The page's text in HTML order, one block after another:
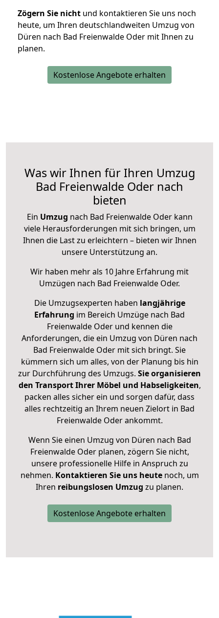
Zögern Sie nicht und kontaktieren Sie uns noch
heute, um Ihren deutschlandweiten Umzug von
Düren nach Bad Freienwalde Oder mit Ihnen zu
planen.
Kostenlose Angebote erhalten
Was wir Ihnen für Ihren Umzug
Bad Freienwalde Oder nach
bieten
Ein Umzug nach Bad Freienwalde Oder kann
viele Herausforderungen mit sich bringen, um
Ihnen die Last zu erleichtern – bieten wir Ihnen
unsere Unterstützung an.
Wir haben mehr als 10 Jahre Erfahrung mit
Umzügen nach Bad Freienwalde Oder.
Die Umzugsexperten haben langjährige
Erfahrung im Bereich Umzüge nach Bad
Freienwalde Oder und kennen die
Anforderungen, die ein Umzug von Düren nach
Bad Freienwalde Oder mit sich bringt. Sie
kümmern sich um alles, von der Planung bis hin
zur Durchführung des Umzugs. Sie organisieren
den Transport Ihrer Möbel und Habseligkeiten,
packen alles sicher ein und sorgen dafür, dass
alles rechtzeitig an Ihrem neuen Zielort in Bad
Freienwalde Oder ankommt.
Wenn Sie einen Umzug von Düren nach Bad
Freienwalde Oder planen, zögern Sie nicht,
unsere professionelle Hilfe in Anspruch zu
nehmen. Kontaktieren Sie uns heutenoch, um
Ihren reibungslosen Umzug zu planen.
Kostenlose Angebote erhalten